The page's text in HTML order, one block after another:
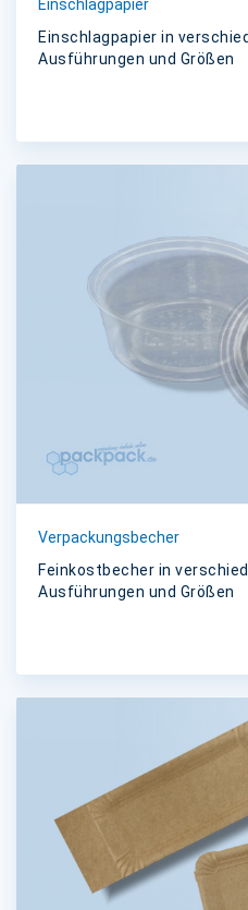
Einschlagpapier
Einschlagpapier in
Ausführungen und Größen
Verpackungsbecher
Feinkostbecher in
Ausführungen und Größen